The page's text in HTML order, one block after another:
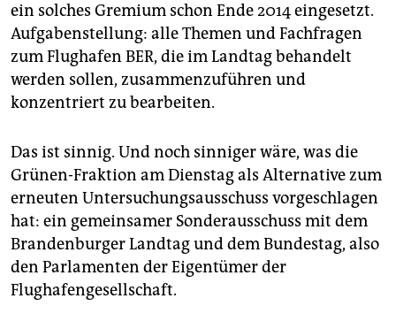
ein solches Gremium schon Ende 2014 eingesetzt.
Aufgabenstellung: alle Themen und Fachfragen
zum Flughafen BER, die im Landtag behandelt
werden sollen, zusammenzuführen und
konzentriert zu bearbeiten.
Das ist sinnig. Und noch sinniger wäre, was die
Grünen-Fraktion am Dienstag als Alternative zum
erneuten Untersuchungsausschuss vorgeschlagen
hat: ein gemeinsamer Sonderausschuss mit dem
Brandenburger Landtag und dem Bundestag, also
den Parlamenten der Eigentümer der
Flughafengesellschaft.